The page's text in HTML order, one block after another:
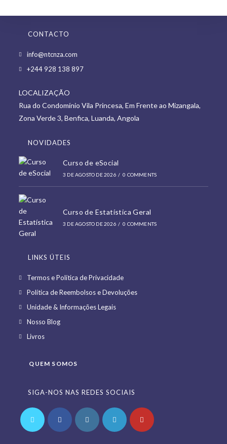
CONTACTO
info@ntcnza.com
in
tab
+244 928 138 897Opens
new
tab
LOCALIZAÇÃO
Rua do Condomínio Vila Princesa, Em Frente ao Mizangala,
Zona Verde 3, Benfica, Luanda, Angola
NOVIDADES
Curso de eSocial
3 DE AGOSTO DE 2026 / 0 COMMENTS
Curso de Estatística Geral
3 DE AGOSTO DE 2026 / 0 COMMENTS
LINKS ÚTEIS
Termos e Política de PrivacidadeOpens
in
Política de Reembolsos e DevoluçõesOpens
Unidade & Informações LegaisOpens
Nosso BlogOpens
LivrosOpens
a
QUEM SOMOS
SIGA-NOS NAS REDES SOCIAIS